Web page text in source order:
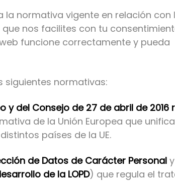
la normativa vigente en relación con
nos facilites con tu
funcione correctamente y pueda
siguientes normativas:
y del Consejo de 27 de abril de 2016
de la Unión Europea que
países de la UE.
de Datos de Carácter Personaly
de la LOPD) que regula el